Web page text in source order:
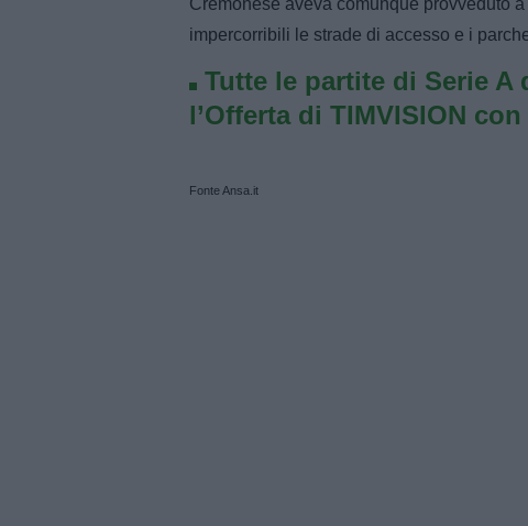
impercorribili le strade di accesso e i
Tutte le partite di Serie A
l’Offerta di TIMVISION con
Fonte Ansa.it